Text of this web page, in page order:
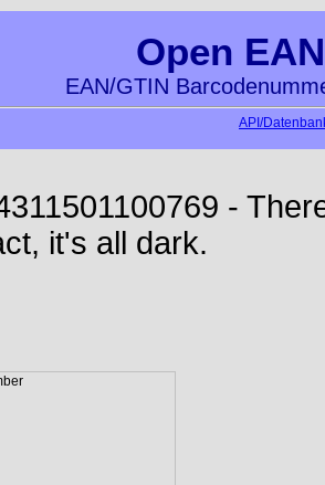
Open
EAN/GTIN
API/
-
it's all dark.